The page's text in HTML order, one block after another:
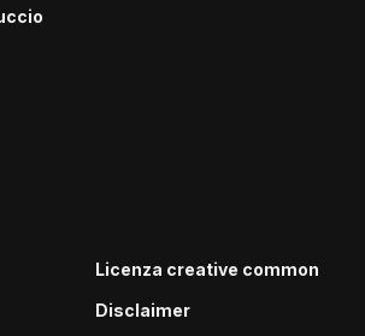
Licenza creative common
Disclaimer